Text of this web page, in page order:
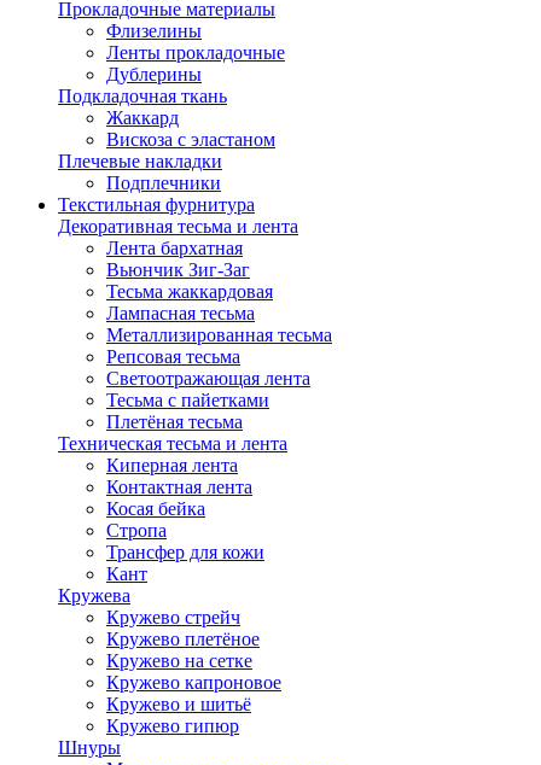
Прокладочные материалы
Флизелины
Ленты прокладочные
Дублерины
Подкладочная ткань
Жаккард
Вискоза с эластаном
Плечевые накладки
Подплечники
Текстильная фурнитура
Декоративная тесьма и лента
Лента бархатная
Вьюнчик Зиг-Заг
Тесьма жаккардовая
Лампасная тесьма
Металлизированная тесьма
Репсовая тесьма
Светоотражающая лента
Тесьма с пайетками
Плетёная тесьма
Техническая тесьма и лента
Киперная лента
Контактная лента
Косая бейка
Стропа
Трансфер для кожи
Кант
Кружева
Кружево стрейч
Кружево плетёное
Кружево на сетке
Кружево капроновое
Кружево и шитьё
Кружево гипюр
Шнуры